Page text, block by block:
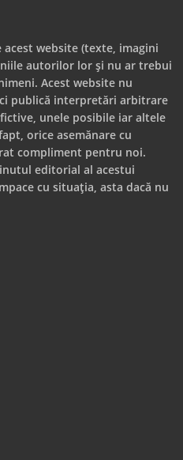
website (texte, imagini
autorilor lor și nu ar trebui
Acest website nu
publică interpretări arbitrare
unele posibile iar altele
orice asemănare cu
compliment pentru noi.
editorial al acestui
cu situația, asta dacă nu